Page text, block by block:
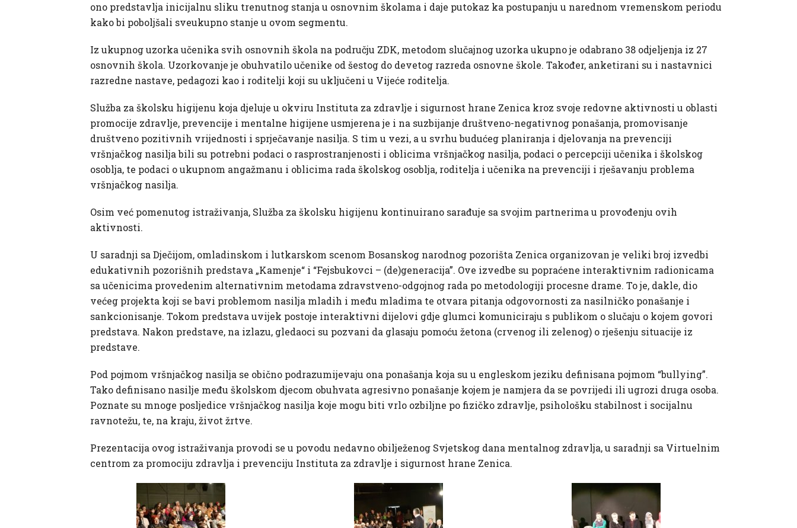
ono predstavlja inicijalnu sliku trenutnog stanja u osnovnim školama i daje putokaz ka postupanju u narednom vremenskom periodu
kako bi poboljšali sveukupno stanje u ovom segmentu.
Iz ukupnog uzorka učenika svih osnovnih škola na području ZDK, metodom slučajnog uzorka ukupno je odabrano 38 odjeljenja iz 27
osnovnih škola. Uzorkovanje je obuhvatilo učenike od šestog do devetog razreda osnovne škole. Također, anketirani su i nastavnici
razredne nastave, pedagozi kao i roditelji koji su uključeni u Vijeće roditelja.
Služba za školsku higijenu koja djeluje u okviru Instituta za zdravlje i sigurnost hrane Zenica kroz svoje redovne aktivnosti u oblasti
promocije zdravlje, prevencije i mentalne higijene usmjerena je i na suzbijanje društveno-negativnog ponašanja, promovisanje
društveno pozitivnih vrijednosti i sprječavanje nasilja. S tim u vezi, a u svrhu budućeg planiranja i djelovanja na prevenciji
vršnjačkog nasilja bili su potrebni podaci o rasprostranjenosti i oblicima vršnjačkog nasilja, podaci o percepciji učenika i školskog
osoblja, te podaci o ukupnom angažmanu i oblicima rada školskog osoblja, roditelja i učenika na prevenciji i rješavanju problema
vršnjačkog nasilja.
Osim već pomenutog istraživanja, Služba za školsku higijenu kontinuirano sarađuje sa svojim partnerima u provođenju ovih
aktivnosti.
U saradnji sa Dječijom, omladinskom i lutkarskom scenom Bosanskog narodnog pozorišta Zenica organizovan je veliki broj izvedbi
edukativnih pozorišnih predstava „Kamenje“ i “Fejsbukovci – (de)generacija”. Ove izvedbe su popraćene interaktivnim radionicama
sa učenicima provedenim alternativnim metodama zdravstveno-odgojnog rada po metodologiji procesne drame. To je, dakle, dio
većeg projekta koji se bavi problemom nasilja mladih i među mladima te otvara pitanja odgovornosti za nasilničko ponašanje i
sankcionisanje. Tokom predstava uvijek postoje interaktivni dijelovi gdje glumci komuniciraju s publikom o slučaju o kojem govori
predstava. Nakon predstave, na izlazu, gledaoci su pozvani da glasaju pomoću žetona (crvenog ili zelenog) o rješenju situacije iz
predstave.
Pod pojmom vršnjačkog nasilja se obično podrazumijevaju ona ponašanja koja su u engleskom jeziku definisana pojmom “bullying”.
Tako definisano nasilje među školskom djecom obuhvata agresivno ponašanje kojem je namjera da se povrijedi ili ugrozi druga osoba.
Poznate su mnoge posljedice vršnjačkog nasilja koje mogu biti vrlo ozbiljne po fizičko zdravlje, psihološku stabilnost i socijalnu
ravnotežu, te, na kraju, život žrtve.
Prezentacija ovog istraživanja provodi se u povodu nedavno obilježenog Svjetskog dana mentalnog zdravlja, u saradnji sa Virtuelnim
centrom za promociju zdravlja i prevenciju Instituta za zdravlje i sigurnost hrane Zenica.